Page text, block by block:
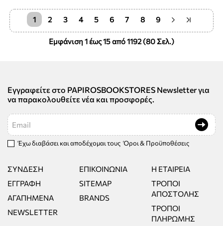
1 2 3 4 5 6 7 8 9
Εμφάνιση 1 έως 15 από 1192 (80 Σελ.)
Εγγραφείτε στο PAPIROSBOOKSTORES Newsletter για
να παρακολουθείτε νέα και προσφορές.
Email
Έχω διαβάσει και αποδέχομαι τους Όροι & Προϋποθέσεις
ΣΎΝΔΕΣΗ
ΕΓΓΡΑΦΉ
ΑΓΑΠΗΜΈΝΑ
NEWSLETTER
ΕΠΙΚΟΙΝΩΝΊΑ
SITEMAP
BRANDS
Η ΕΤΑΙΡΕΊΑ
ΤΡΌΠΟΙ
ΑΠΟΣΤΟΛΉΣ
ΤΡΌΠΟΙ
ΠΛΗΡΩΜΉΣ